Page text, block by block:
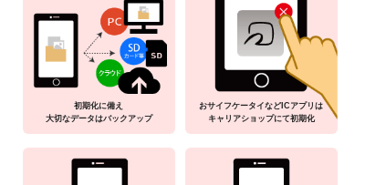
初期化に備え
大切なデータはバックアップ
おサイフケータイなどICアプリは
キャリアショップにて初期化